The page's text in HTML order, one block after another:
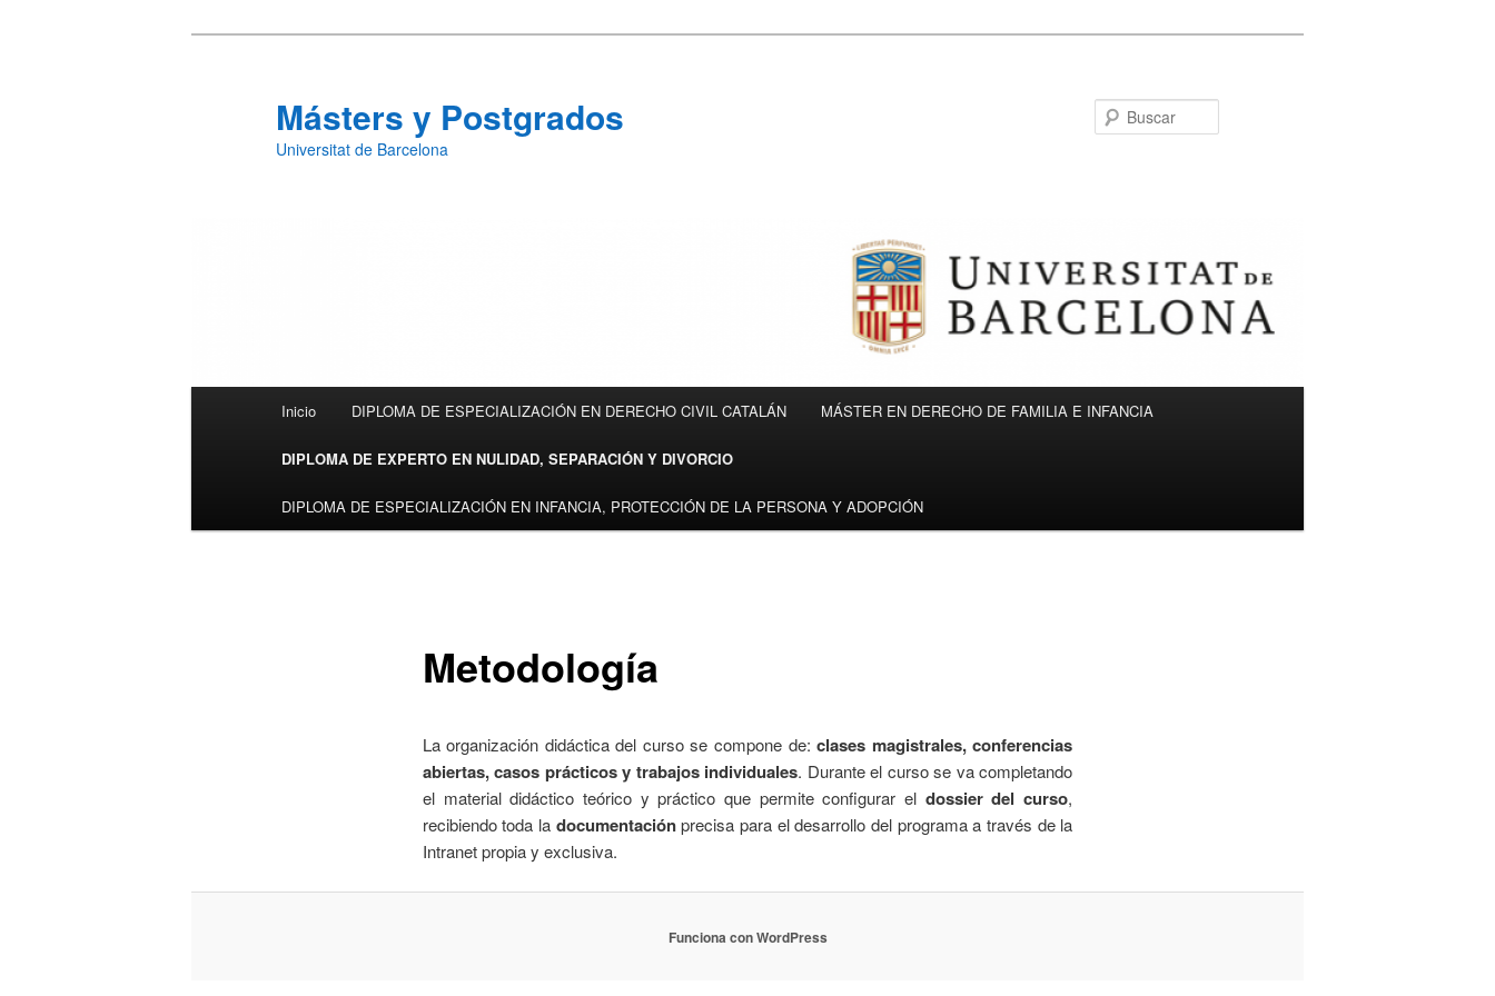
Másters y Postgrados
Universitat de Barcelona
Ir al contenido principal
Ir al contenido secundario
Inicio DIPLOMA DE ESPECIALIZACIÓN EN DERECHO CIVIL CATALÁN MÁSTER EN DERECHO DE FAMILIA E INFANCIA
DIPLOMA DE EXPERTO EN NULIDAD, SEPARACIÓN Y DIVORCIO
DIPLOMA DE ESPECIALIZACIÓN EN INFANCIA, PROTECCIÓN DE LA PERSONA Y ADOPCIÓN
Metodología
La organización didáctica del curso se compone de:clases magistrales, conferencias
abiertas, casos prácticos y trabajos individuales. Durante el curso se va completando
el material didáctico teórico y práctico que permite configurar el dossier del curso,
recibiendo toda la documentaciónprecisa para el desarrollo del programa a través de la
Intranet propia y exclusiva.
Funciona con WordPress